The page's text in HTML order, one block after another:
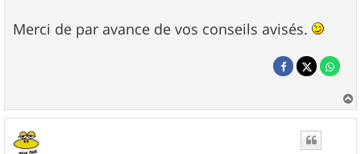
Merci de par avance de vos conseils avisés.
a